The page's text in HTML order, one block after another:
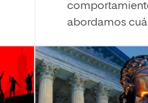
abordamos